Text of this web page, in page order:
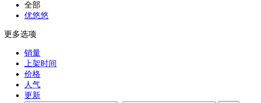
全部
优悠悠
更多选项
销量
上架时间
价格
人气
更新